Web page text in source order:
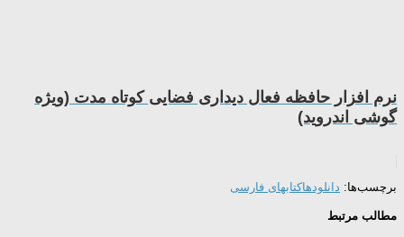
نرم افزار حافظه فعال دیداری فضایی کوتاه مدت (ویژه
گوشی اندروید)
برچسب‌ها: دانلودهاکتابهای فارسی
مطالب مرتبط